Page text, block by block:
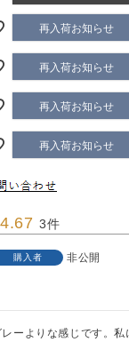
再入荷お知らせ
再入荷お知らせ
再入荷お知らせ
再入荷お知らせ
4.67 3
購入者
非公開
ーよりな感じです。